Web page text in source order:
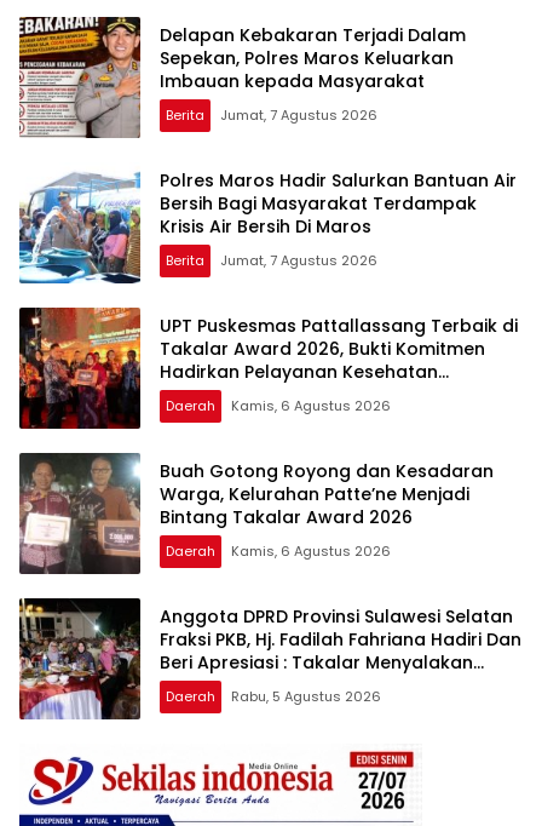
Delapan Kebakaran Terjadi Dalam
Sepekan, Polres Maros Keluarkan
Imbauan kepada Masyarakat
Berita Jumat, 7 Agustus 2026
Polres Maros Hadir Salurkan Bantuan Air
Bersih Bagi Masyarakat Terdampak
Krisis Air Bersih Di Maros
Berita Jumat, 7 Agustus 2026
UPT Puskesmas Pattallassang Terbaik di
Takalar Award 2026, Bukti Komitmen
Hadirkan Pelayanan Kesehatan
Berkualitas
Daerah Kamis, 6 Agustus 2026
Buah Gotong Royong dan Kesadaran
Warga, Kelurahan Patte’ne Menjadi
Bintang Takalar Award 2026
Daerah Kamis, 6 Agustus 2026
Anggota DPRD Provinsi Sulawesi Selatan
Fraksi PKB, Hj. Fadilah Fahriana Hadiri Dan
Beri Apresiasi : Takalar Menyalakan
Lentera Pengabdian Melalui Malam
Apresiasi dan Inovasi Award 2026
Daerah Rabu, 5 Agustus 2026